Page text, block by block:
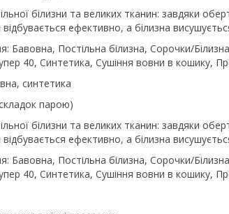
білизни та великих тканин: завдяки
ефективно, а білизна
Бавовна, Постільна білизна, Сорочки/
40, Синтетика, Сушіння вовни в кошику,
синтетика
парою)
білизни та великих тканин: завдяки
ефективно, а білизна
Бавовна, Постільна білизна, Сорочки/
40, Синтетика, Сушіння вовни в кошику,